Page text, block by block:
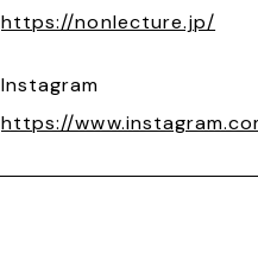
https://nonlecture.jp/
Instagram
https://